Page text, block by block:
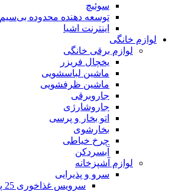
سوئیچ
توسعه دهنده محدوده بی‌سیم
اینترنت اشیا
لوازم خانگی
لوازم برقی خانگی
یخچال فریزر
ماشین لباسشویی
ماشین ظرفشویی
جاروبرقی
جاروشارژی
اتو بخار و پرسی
بخارشوی
چرخ خیاطی
آبسردکن
لوازم آشپزخانه
سرو و پذیرایی
سرویس غذاخوری 25 پارچه